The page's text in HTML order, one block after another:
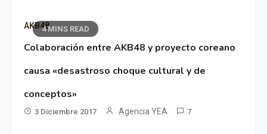
4 MINS READ
AKB48
Colaboración entre AKB48 y proyecto coreano
causa «desastroso choque cultural y de
conceptos»
3 Diciembre 2017 Agencia YEA 7